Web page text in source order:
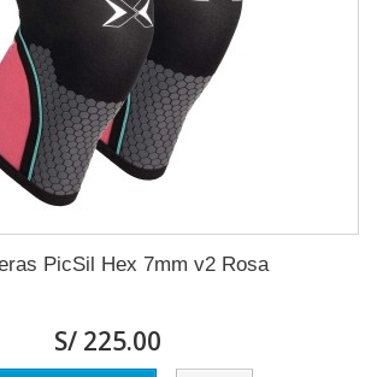
PicSil Hex 7mm v2 Rosa
S/ 225.00